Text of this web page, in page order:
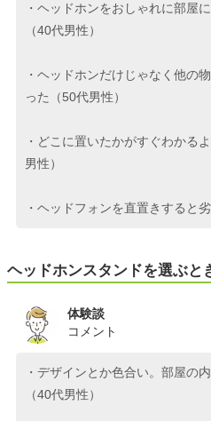
・ヘッドホンをおしゃれに部屋
（40代男性）
・ヘッドホンだけじゃなく他の
った（50代男性）
・どこに置いたかがすぐわかる
男性）
・ヘッドフォンを直置きすると
ヘッドホンスタンドを選ぶと
体験談
コメント
・デザインとか色合い。部屋の
（40代男性）